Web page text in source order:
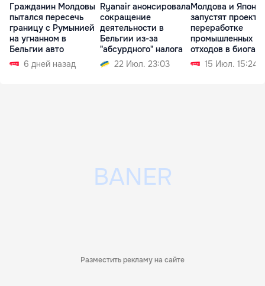
Гражданин Молдовы
пытался пересечь
границу с Румынией
на угнанном в
Бельгии авто
6 дней назад
Ryanair анонсировала
сокращение
деятельности в
Бельгии из-за
"абсурдного" налога
22 Июл. 23:03
Молдова и
запустят проект
переработке
промышленных
отходов в биогаз
15 Июл. 15:24
Разместить рекламу на сайте